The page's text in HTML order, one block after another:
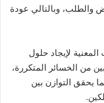
والطلب، وبالتالي عودة
لإيجاد حلول
من الخسائر المتكررة،
يحقق التوازن بين